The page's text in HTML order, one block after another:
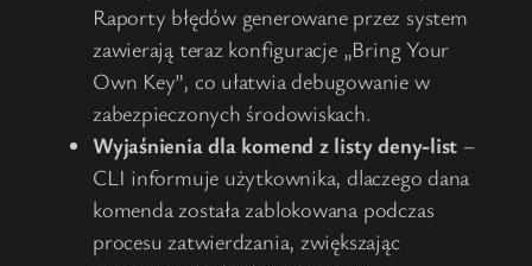
Raporty błędów generowane przez system
zawierają teraz konfiguracje „Bring Your
Own Key”, co ułatwia debugowanie w
zabezpieczonych środowiskach.
Wyjaśnienia dla komend z listy deny-list –
CLI informuje użytkownika, dlaczego dana
komenda została zablokowana podczas
procesu zatwierdzania, zwiększając